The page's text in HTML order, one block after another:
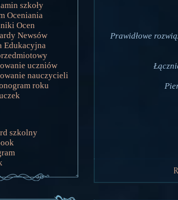
szkoły
Oceniania
Ocen
Newsów
Edukacyjna
uczniów
nauczycieli
roku
szkolny
Prawidłowe